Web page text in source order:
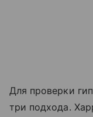
Для проверки
три подхода.